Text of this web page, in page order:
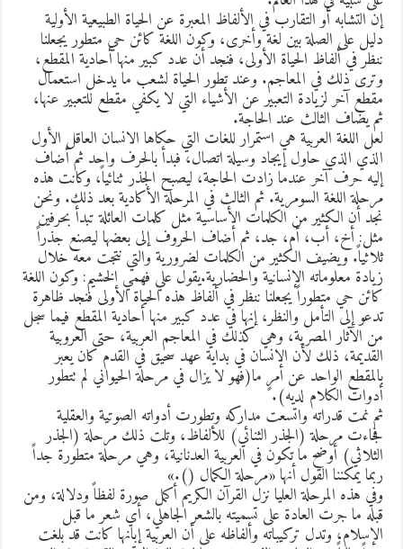
التشابه أو التقارب في الألفاظ المعبرة عن الحياة الطبيعية الأولية
على الصلة بين لغة وأخرى، وكون اللغة كائن حي متطور يجعلنا
في ألفاظ الحياة الأولى، فنجد أن عدد كبير منها أحادية المقطع،
ذلك في المعاجم. وعند تطور الحياة لشعب ما يدخل استعمال
آخر لزيادة التعبير عن الأشياء التي لا يكفي مقطع للتعبير عنها،
يضاف الثالث عند الحاجة.
اللغة العربية هي استمرار للغات التي حكاها الانسان العاقل الأول
الذي حاول إيجاد وسيلة اتصال، فبدأ بالحرف واحد ثم أضاف
حرف آخر عندما زادت الحاجة، ليصبح الجذر ثنائياً، وكانت هذه
اللغة السومرية. ثم الثالث في المرحلة الأكادية بعد ذلك. ونحن
أن الكثير من الكلمات الأساسية مثل كلمات العائلة تبدأ بحرفين
أخ، أب، أم، جد، ثم أضاف الحروف إلى بعضها ليصنع جذراً
ويضيف الكثير من الكلمات لضرورية والتي نتجت معه خلال
معلوماته الإنسانية والحضارية.يقول علي فهمي الخشيم: وكون اللغة
حي متطوراً يجعلنا ننظر في ألفاظ هذه الحياة الأولى فنجد ظاهرة
إلى التأمل والنظر، إنها في عدد كبير منها أحادية المقطع فيما سجل
الآثار المصرية، وهي كذلك في المعاجم العربية، حتى العروبية
ذلك لأن الانسان في بداية عهد سحيق في القدم كان يعبر
الواحد عن أمرٍ ما(فهو لا يزال في مرحلة الحيواني لم تتطور
الكلام لديه).
نمت قدراته واتسعت مداركه وتطورت أدواته الصوتية والعقلية
مرحلة (الجذر الثنائي) للألفاظ، وتلت ذلك مرحلة (الجذر
أوضح ما تكون في العربية العدنانية، وهي مرحلة متطورة جداً
يمكننا القول أنها «مرحلة الكمال ().»
هذه المرحلة العليا نزل القرآن الكريم أكمل صورة لفظاً ودلالة، ومن
ما جرت العادة على تسميته بالشعر الجاهلي، أي شعر ما قبل
وتدل تركيباته وألفاظه على أن العربية إبانها كانت قد بلغت